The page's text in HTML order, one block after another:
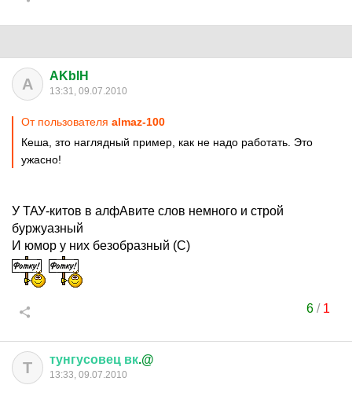
A AKbIH
13:31, 09.07.2010
От пользователя almaz-100
Кеша, зто наглядный пример, как не надо работать. Это
ужасно!
У ТАУ-китов в алфАвите слов немного и строй
буржуазный
И юмор у них безобразный (С)
6/ 1
Т тунгусовец вк.@
13:33, 09.07.2010